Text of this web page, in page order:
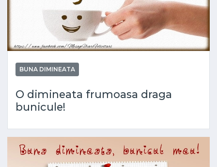
BUNA DIMINEATA
O dimineata frumoasa draga
bunicule!